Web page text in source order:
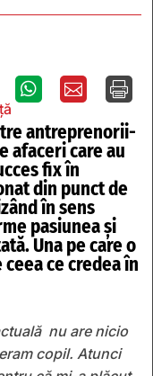
  
antreprenorii-
afaceri care au
fix în
din punct de
în sens
pasiunea şi
Una pe care o
ce credea în
nu are nicio
copil. Atunci